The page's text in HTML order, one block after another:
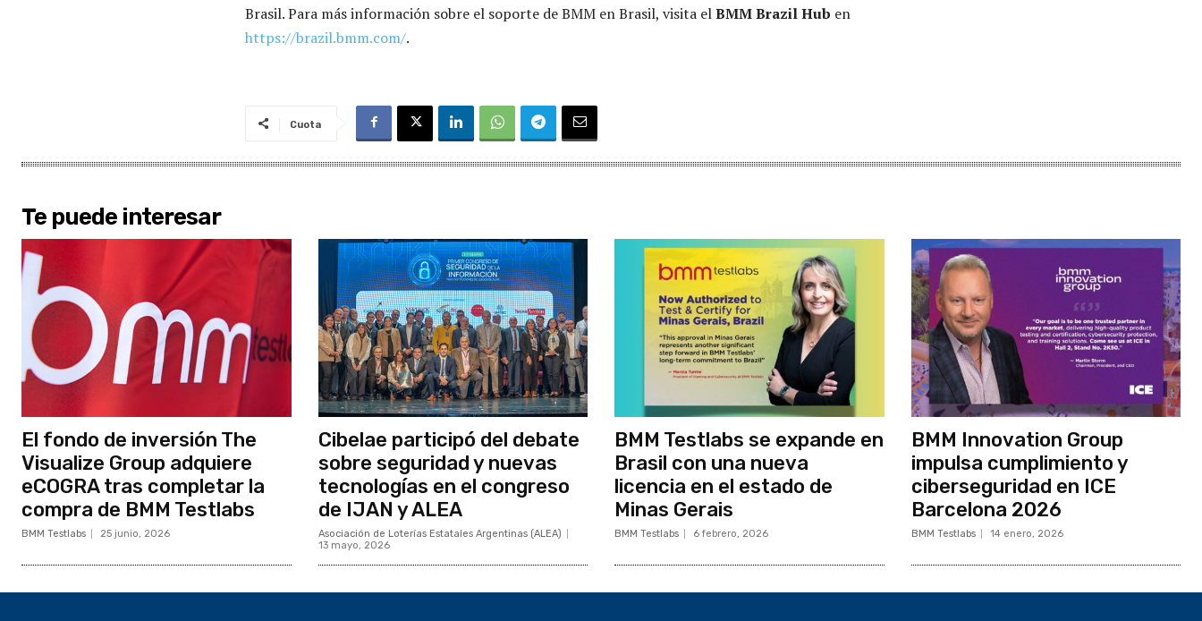
Brasil. Para más información sobre el soporte de BMM en Brasil, visita elBMM Brazil Hub en
https://brazil.bmm.com/.
Cuota
Te puede interesar
El fondo de inversión The
Visualize Group adquiere
eCOGRA tras completar la
compra de BMM Testlabs
BMM Testlabs 25 junio, 2026
Cibelae participó del debate
sobre seguridad y nuevas
tecnologías en el congreso
de IJAN y ALEA
Asociación de Loterías Estatales Argentinas (ALEA)
13 mayo, 2026
BMM Testlabs se expande en
Brasil con una nueva
licencia en el estado de
Minas Gerais
BMM Testlabs 6 febrero, 2026
BMM Innovation Group
impulsa cumplimiento y
ciberseguridad en ICE
Barcelona 2026
BMM Testlabs 14 enero, 2026